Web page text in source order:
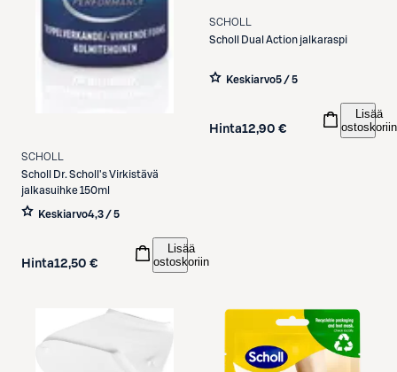
SCHOLL
Scholl
Dr. Scholl's Virkistävä
jalkasuihke 150ml
Keskiarvo4,3 / 5
Hinta12,50 €
Lisää
ostoskoriin
SCHOLL
Scholl
Dual Action jalkaraspi
Keskiarvo5 / 5
Hinta12,90 €
Lisää
ostoskoriin